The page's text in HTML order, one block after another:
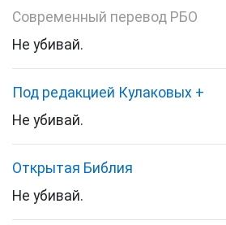
Современный перевод РБО
Не убивай.
Под редакцией Кулаковых +
Не убивай.
Открытая Библия
Не убивай.